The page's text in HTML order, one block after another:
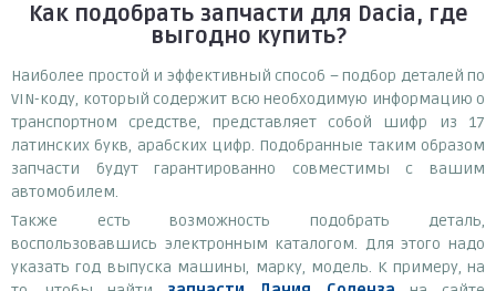
Как подобрать запчасти для Dacia, где
выгодно купить?
Наиболее простой и эффективный способ – подбор деталей по
VIN-коду, который содержит всю необходимую информацию о
транспортном средстве, представляет собой шифр из 17
латинских букв, арабских цифр. Подобранные таким образом
запчасти будут гарантированно совместимы с вашим
автомобилем.
Также есть возможность подобрать деталь,
воспользовавшись электронным каталогом. Для этого надо
указать год выпуска машины, марку, модель. К примеру, на